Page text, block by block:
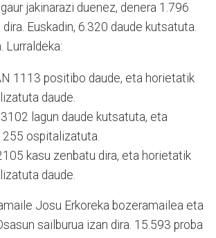
jakinarazi duenez, denera 1.796
Euskadin, 6.320 daude kutsatuta.
Lurraldeka:
1113 positibo daude, eta horietatik
daude.
lagun daude kutsatuta, eta
ospitalizatuta.
kasu zenbatu dira, eta horietatik
daude.
Josu Erkoreka bozeramailea eta
sailburua izan dira. 15.593 proba